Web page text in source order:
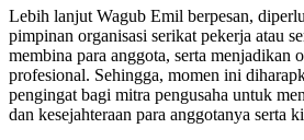
Lebih lanjut Wagub Emil berpesan,
pimpinan organisasi serikat pekerja atau
membina para anggota, serta menjadikan
profesional. Sehingga, momen ini
pengingat bagi mitra pengusaha untuk
dan kesejahteraan para anggotanya serta